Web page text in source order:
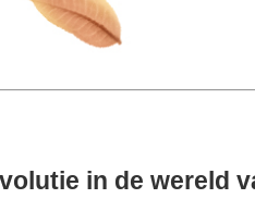
in de wereld